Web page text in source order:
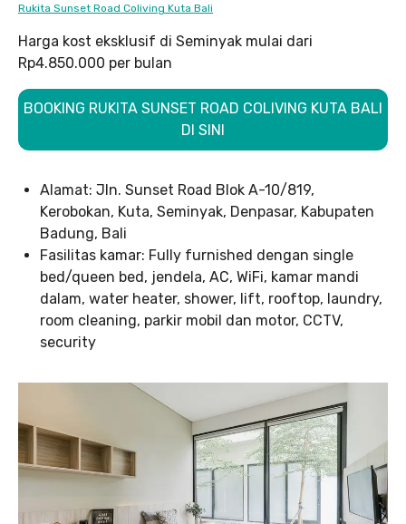
Rukita Sunset Road Coliving Kuta Bali
Harga kost eksklusif di Seminyak mulai dari
Rp4.850.000 per bulan
BOOKING RUKITA SUNSET ROAD COLIVING KUTA BALI
DI SINI
Alamat: Jln. Sunset Road Blok A-10/819,
Kerobokan, Kuta, Seminyak, Denpasar, Kabupaten
Badung, Bali
Fasilitas kamar: Fully furnished dengan single
bed/queen bed, jendela, AC, WiFi, kamar mandi
dalam, water heater, shower, lift, rooftop, laundry,
room cleaning, parkir mobil dan motor, CCTV,
security